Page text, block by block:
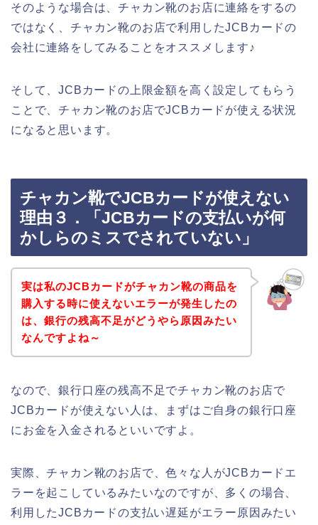
そのような場合は、チャカン靴のお店に連絡をするの
ではなく、チャカン靴のお店で利用したJCBカードの
会社に連絡をしてみることをオススメします♪
そして、JCBカードの上限金額を高く設定してもらう
ことで、チャカン靴のお店でJCBカードが使える状況
になると思います。
チャカン靴でJCBカードが使えない
理由３．「JCBカードの支払いが何
かしらのミスでされていない」
実は私のJCBカードがチャカン靴の商品を
購入する時に使えないエラーが発生したの
は、銀行の残高不足がどうやら原因みたい
なんですよね～
なので、銀行口座の残高不足でチャカン靴のお店で
JCBカードが使えない人は、まずはご自身の銀行口座
にお金を入金されるといいですよ。
実際、チャカン靴のお店で、色々な人がJCBカードエ
ラーを起こしているみたいなのですが、多くの場合、
利用したJCBカードの支払い遅延がエラー原因みたい